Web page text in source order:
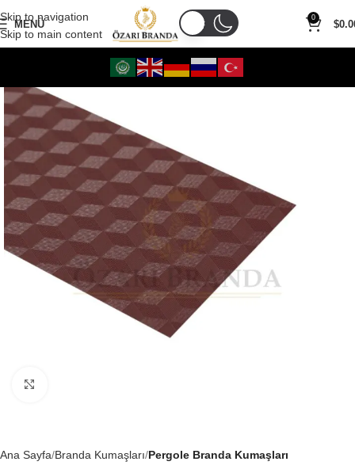
Skip to navigation
Skip to main content
MENÜ
0
$
Ana Sayfa Branda Kumaşları Pergole Branda Kumaşları